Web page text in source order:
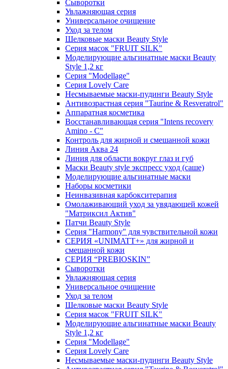
Сыворотки
Увлажняющая серия
Универсальное очищение
Уход за телом
Шелковые маски Beauty Style
Серия масок "FRUIT SILK"
Моделирующие альгинатные маски Beauty
Style 1,2 кг
Серия "Modellage"
Cерия Lovely Care
Несмываемые маски-пудинги Beauty Style
Антивозрастная серия "Taurine & Resveratrol"
Аппаратная косметика
Восстанавливающая серия "Intens recovery
Amino - C"
Контроль для жирной и смешанной кожи
Линия Аква 24
Линия для области вокруг глаз и губ
Маски Beauty style экспресс уход (саше)
Моделирующие альгинатные маски
Наборы косметики
Неинвазивная карбокситерапия
Омолаживающий уход за увядающей кожей
"Матриксил Актив"
Патчи Beauty Style
Серия "Harmony" для чувствительной кожи
СЕРИЯ «UNIMATT+» для жирной и
смешанной кожи
СЕРИЯ “PREBIOSKIN”
Сыворотки
Увлажняющая серия
Универсальное очищение
Уход за телом
Шелковые маски Beauty Style
Серия масок "FRUIT SILK"
Моделирующие альгинатные маски Beauty
Style 1,2 кг
Серия "Modellage"
Cерия Lovely Care
Несмываемые маски-пудинги Beauty Style